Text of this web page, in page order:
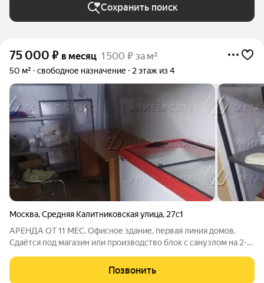
Сохранить поиск
75 000 ₽ в месяц 1 500 ₽ за м²
50 м² свободное назначение 2 этаж из 4
Москва,Средняя Калитниковская улица, 27с1
АРЕНДА ОТ 11 МЕС. Офисное здание, первая линия домов.
Сдаётся под магазин или производство блок с санузлом на 2-м
мощность 100 кВт.УСН. Лот № 245677. С риелторами не
сотрудничаем!
Позвонить